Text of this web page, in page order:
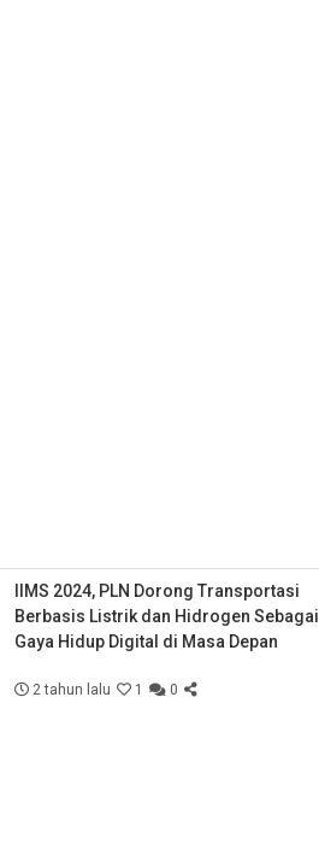
IIMS 2024, PLN Dorong Transportasi
Berbasis Listrik dan Hidrogen Sebagai
Gaya Hidup Digital di Masa Depan
2 tahun lalu 1 0